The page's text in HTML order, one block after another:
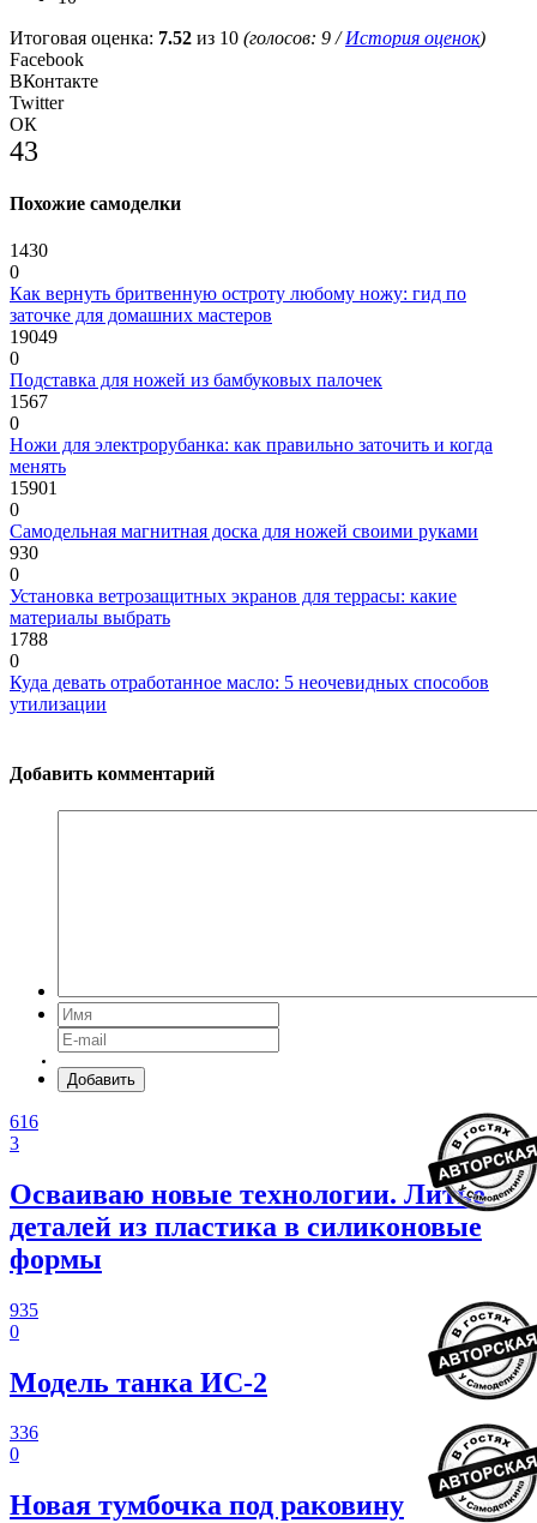
Итоговая оценка: 7.52 из 10 (голосов: 9 /История оценок)
Facebook
ВКонтакте
Twitter
ОК
43
Похожие самоделки
1430
0
Как вернуть бритвенную остроту любому ножу: гид по
заточке для домашних мастеров
19049
0
Подставка для ножей из бамбуковых палочек
1567
0
Ножи для электрорубанка: как правильно заточить и когда
менять
15901
0
Самодельная магнитная доска для ножей своими руками
930
0
Установка ветрозащитных экранов для террасы: какие
материалы выбрать
1788
0
Куда девать отработанное масло: 5 неочевидных способов
утилизации
Добавить комментарий
Добавить
616
3
Осваиваю новые технологии. Литье
деталей из пластика в силиконовые
формы
935
0
Модель танка ИС-2
336
0
Новая тумбочка под раковину